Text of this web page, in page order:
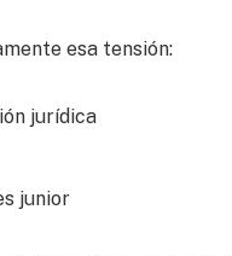
esa tensión:
jurídica
junior